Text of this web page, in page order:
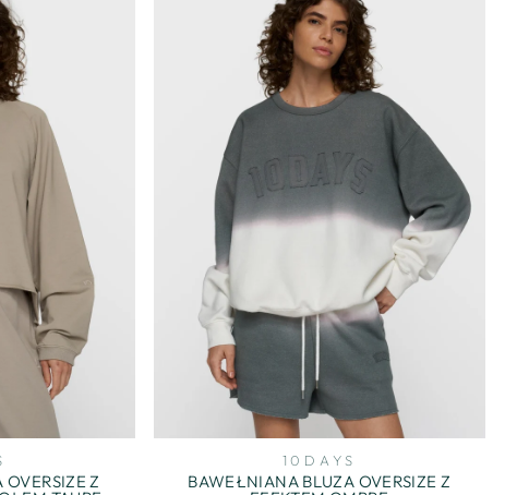
Z
10DAYS
BAWEŁNIANA BLUZA OVERSIZE Z